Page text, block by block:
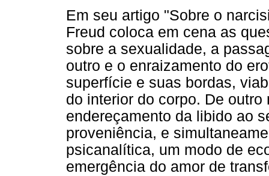
Em seu artigo "Sobre o
Freud coloca em cena as
sobre a sexualidade, a
outro e o enraizamento do
superfície e suas bordas,
do interior do corpo. De
endereçamento da libido ao
proveniência, e
psicanalítica, um modo de
emergência do amor de